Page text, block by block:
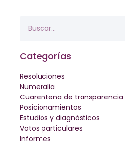
Categorías
Resoluciones
Numeralia
Cuarentena de transparencia
Posicionamientos
Estudios y diagnósticos
Votos particulares
Informes